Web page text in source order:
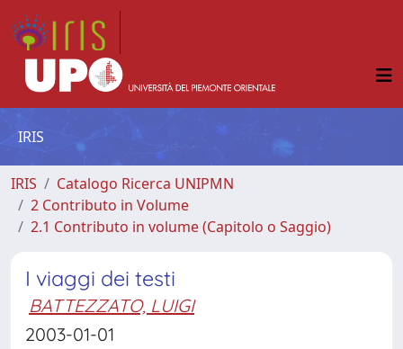
IRIS
IRIS
Catalogo Ricerca UNIPMN
2 Contributo in Volume
2.1 Contributo in volume (Capitolo o Saggio)
I viaggi dei testi
BATTEZZATO, LUIGI
2003-01-01